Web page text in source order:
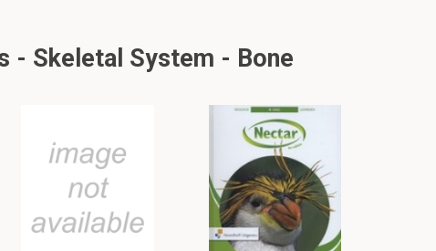
- Skeletal System - Bone